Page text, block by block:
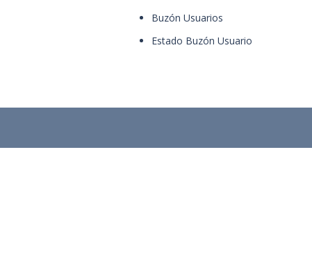
Buzón Usuarios
Estado Buzón Usuario